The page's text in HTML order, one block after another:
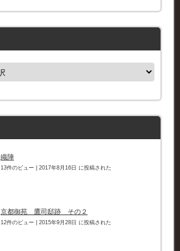
織陣
13件のビュー 2017年8月16日 に投稿された
京都御苑 鷹司邸跡 その２
12件のビュー 2015年9月28日 に投稿された